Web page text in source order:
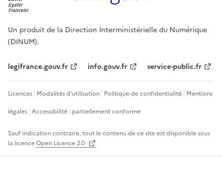
Un produit de la Direction Interministérielle du Numérique
(DINUM).
legifrance.gouv.fr info.gouv.fr service-public.fr
Licences Modalités d'utilisation Politique de confidentialité Mentions
légales Accessibilité : partiellement conforme
Sauf indication contraire, tout le contenu de ce site est disponible sous
la licenceOpen Licence 2.0